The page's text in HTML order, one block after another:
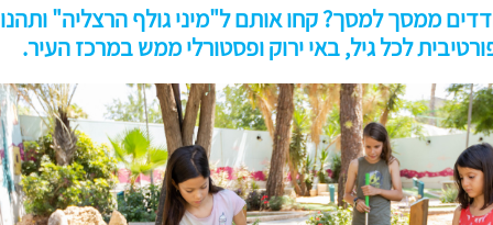
ממסך למסך? קחו אותם ל"מיני גולף הרצליה" ותהנו
לכל גיל, באי ירוק ופסטורלי ממש במרכז העיר.